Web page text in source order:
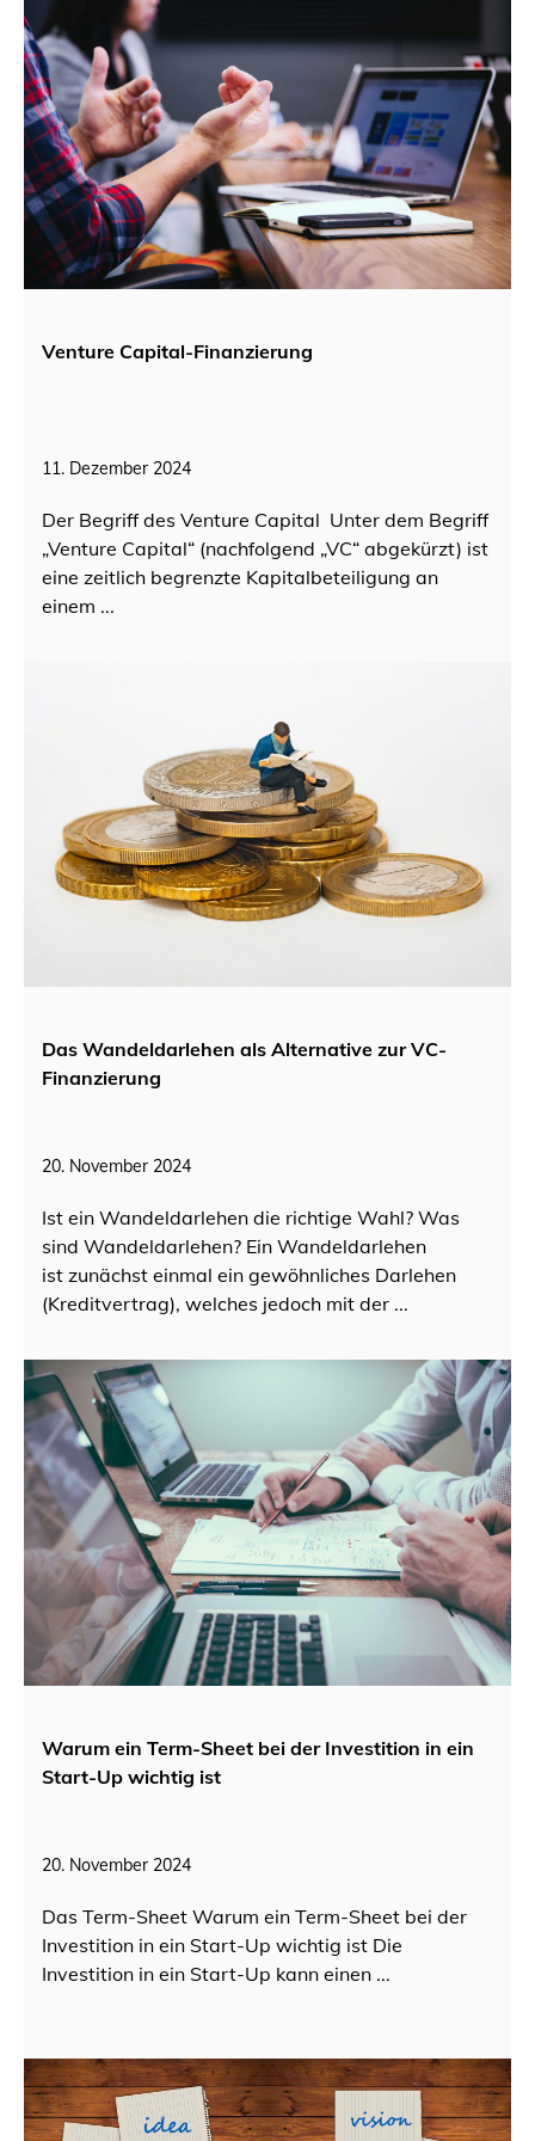
Venture Capital-Finanzierung
11. Dezember 2024
Der Begriff des Venture Capital Unter dem Begriff
„Venture Capital“ (nachfolgend „VC“ abgekürzt) ist
eine zeitlich begrenzte Kapitalbeteiligung an
einem ...
Das Wandeldarlehen als Alternative zur VC-
Finanzierung
20. November 2024
Ist ein Wandeldarlehen die richtige Wahl? Was
sind Wandeldarlehen? Ein Wandeldarlehen
ist zunächst einmal ein gewöhnliches Darlehen
(Kreditvertrag), welches jedoch mit der ...
Warum ein Term-Sheet bei der Investition in ein
Start-Up wichtig ist
20. November 2024
Das Term-Sheet Warum ein Term-Sheet bei der
Investition in ein Start-Up wichtig ist Die
Investition in ein Start-Up kann einen ...